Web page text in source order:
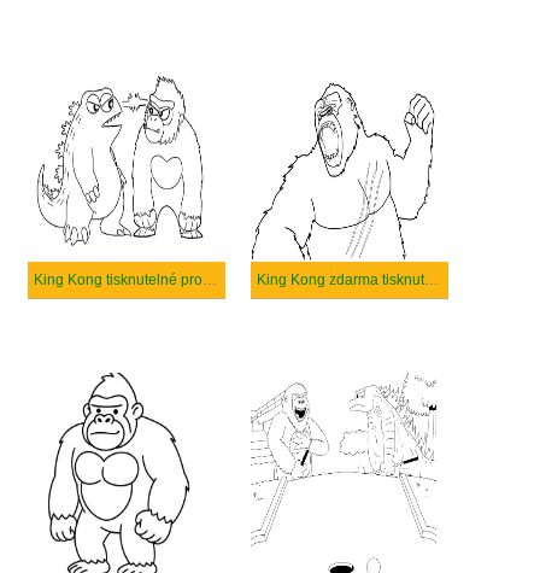
King Kong tisknutelné pro děti King Kong zdarma tisknutelné pro děti